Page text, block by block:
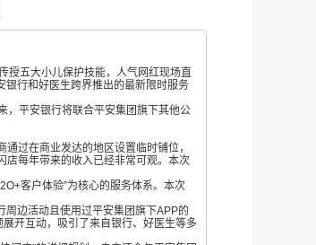
五大小儿保护技能，人气网红现场直
银行和好医生跨界推出的最新限时服务
，平安银行将联合平安集团旗下其他公
过在商业发达的地区设置临时铺位，
店每年带来的收入已经非常可观。本次
客户体验”为核心的服务体系。本次
周边活动且使用过平安集团旗下APP的
开互动，吸引了来自银行、好医生等多